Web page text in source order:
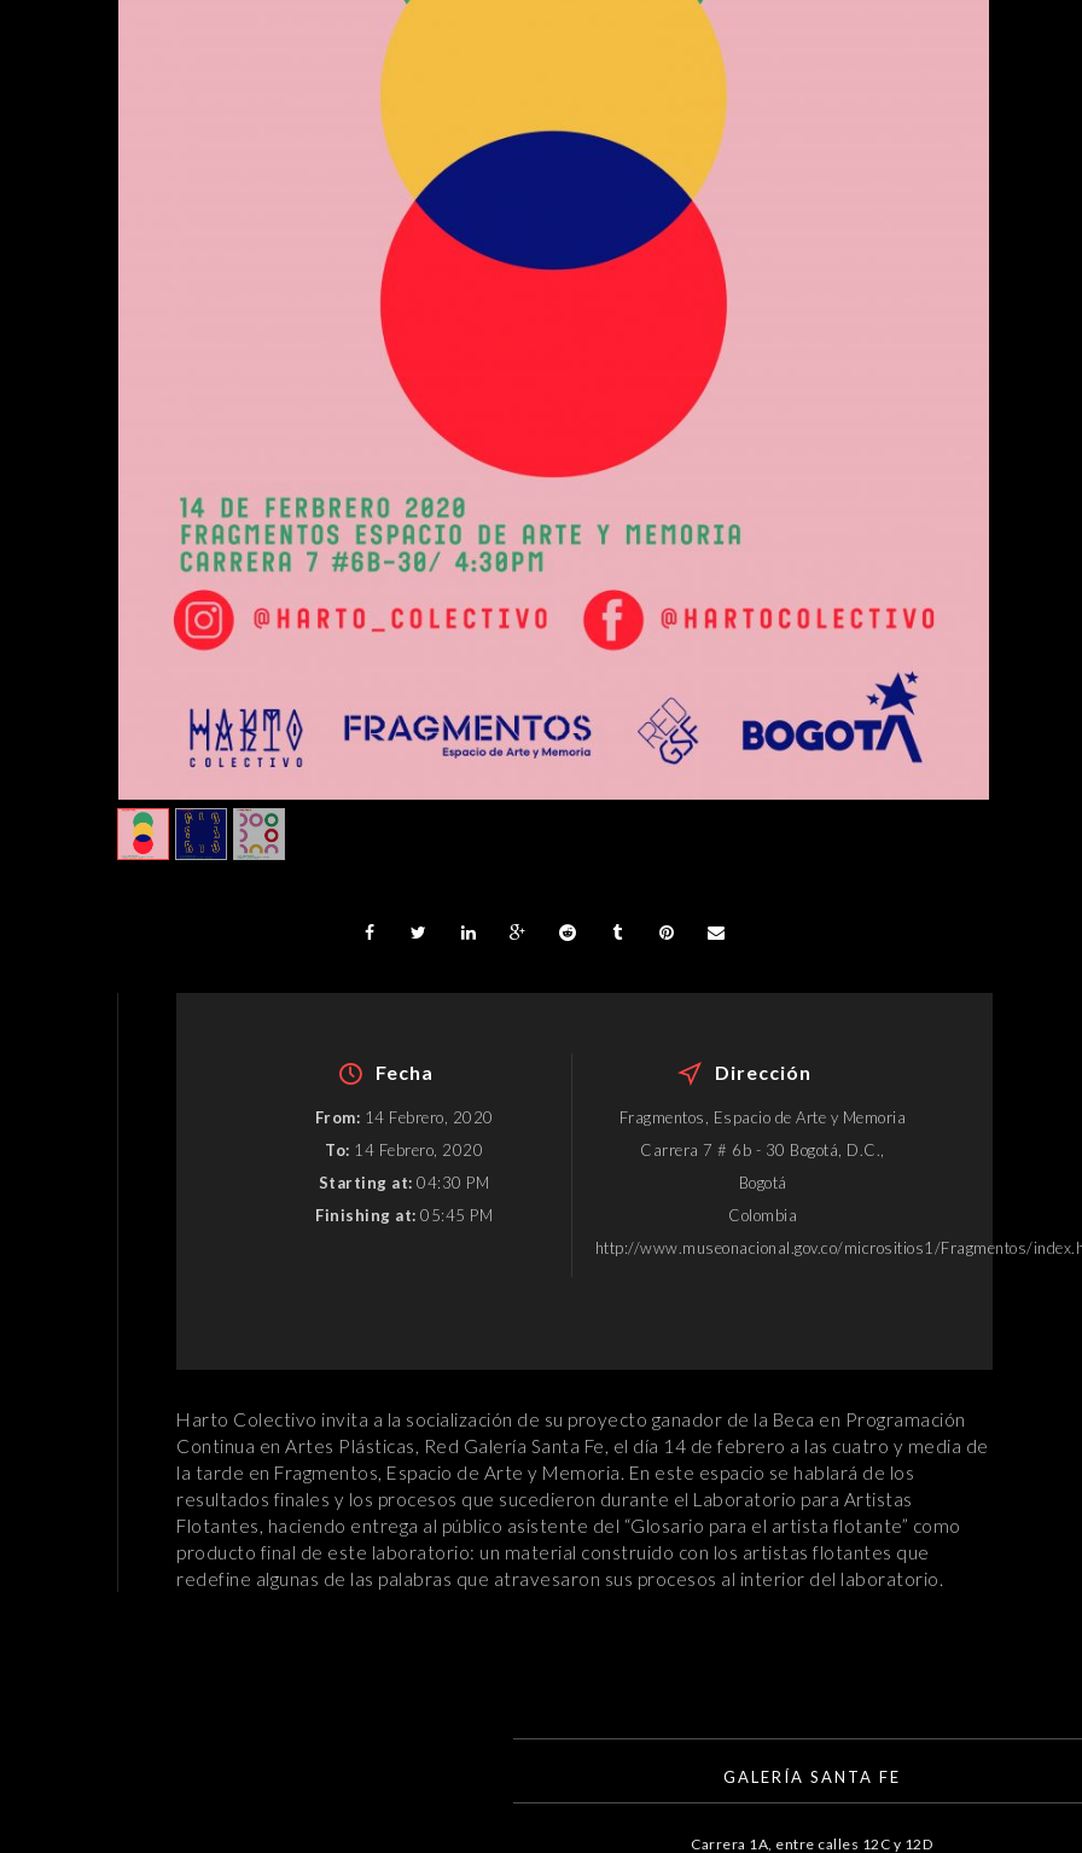
Fecha
From: 14 Febrero, 2020
To: 14 Febrero, 2020
Starting at: 04:30 PM
Finishing at: 05:45 PM
Dirección
Fragmentos, Espacio de Arte y Memoria
Carrera 7 # 6b - 30 Bogotá, D.C.,
Bogotá
Colombia
http://www.museonacional.gov.co/micrositios1/Fragmentos/
Harto Colectivo invita a la socialización de su proyecto ganador de la Beca en Programación
Continua en Artes Plásticas, Red Galería Santa Fe, el día 14 de febrero a las cuatro y media de
la tarde en Fragmentos, Espacio de Arte y Memoria. En este espacio se hablará de los
resultados finales y los procesos que sucedieron durante el Laboratorio para Artistas
Flotantes, haciendo entrega al público asistente del “Glosario para el artista flotante” como
producto final de este laboratorio: un material construido con los artistas flotantes que
redefine algunas de las palabras que atravesaron sus procesos al interior del laboratorio.
GALERÍA SANTA FE
Carrera 1A, entre calles 12C y 12D